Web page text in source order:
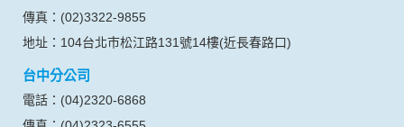
傳真：(02)3322-9855
地址：104台北市松江路131號14樓(近長春路口)
台中分公司
電話：(04)2320-6868